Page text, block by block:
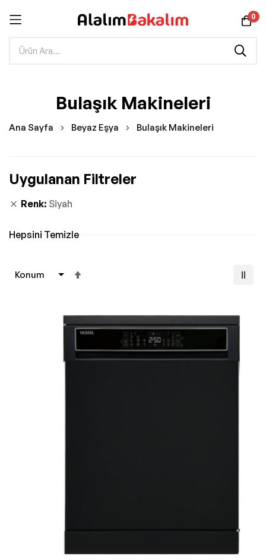
0
Bulaşık Makineleri
Ana Sayfa Beyaz Eşya Bulaşık Makineleri
Ayarla
Uygulanan Filtreler
Renk Siyah
Hepsini Temizle